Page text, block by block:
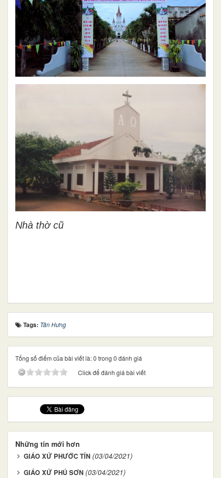
Nhà thờ cũ
Tags: Tân Hưng
Tổng số điểm của bài viết là: 0 trong 0 đánh giá
Click để đánh giá bài viết
Những tin mới hơn
GIÁO XỨ PHƯỚC TÍN (03/04/2021)
GIÁO XỨ PHÚ SƠN (03/04/2021)